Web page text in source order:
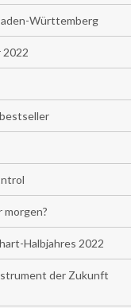
Württemberg
2022
morgen?
Halbjahres 2022
der Zukunft